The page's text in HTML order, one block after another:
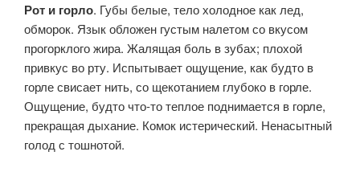
Рот и горло. Губы белые, тело холодное как лед,
обморок. Язык обложен густым налетом со вкусом
прогорклого жира. Жалящая боль в зубах; плохой
привкус во рту. Испытывает ощущение, как будто в
горле свисает нить, со щекотанием глубоко в горле.
Ощущение, будто что-то теплое поднимается в горле,
прекращая дыхание. Комок истерический. Ненасытный
голод с тошнотой.